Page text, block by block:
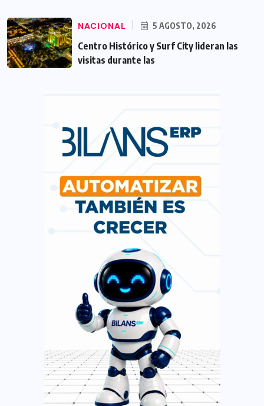
NACIONAL 5 AGOSTO, 2026
Centro Histórico y Surf City lideran las
visitas durante las